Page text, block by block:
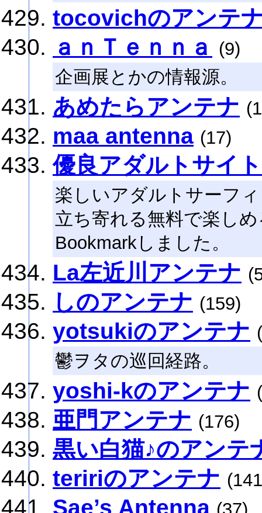
tocovichのアンテ
ａｎＴｅｎｎａ
(9)
企画展とかの情報源。
あめたらアンテナ
maa antenna (17)
優良アダルトサイ
楽しいアダルトサーフ
立ち寄れる無料で楽し
Bookmarkしました。
La左近川アンテナ
しのアンテナ (159)
yotsukiのアンテナ
鬱ヲタの巡回経路。
yoshi-kのアンテナ
亜門アンテナ (176)
黒い白猫♪のアンテ
teririのアンテナ
Sae’s Antenna